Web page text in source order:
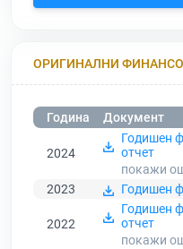
ОРИГИНАЛНИ
Година Документ
2024
Годишен
отчет
покажи
2023
Годишен
2022
Годишен
отчет
покажи